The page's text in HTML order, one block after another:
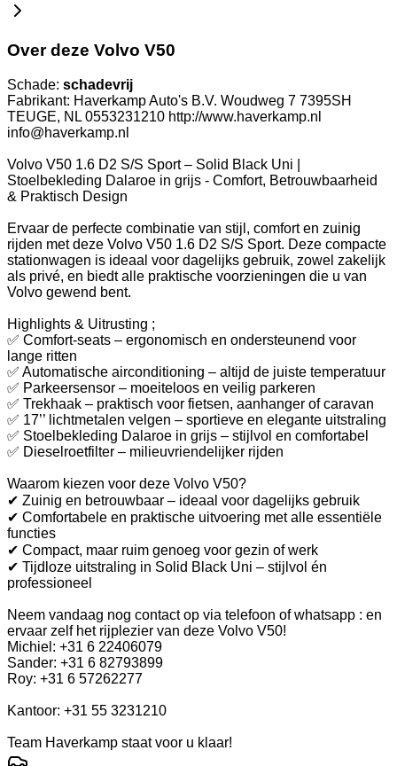
Over deze Volvo V50
Schade: schadevrij
Fabrikant: Haverkamp Auto's B.V. Woudweg 7 7395SH
TEUGE, NL 0553231210 http://www.haverkamp.nl
info@haverkamp.nl
Volvo V50 1.6 D2 S/S Sport – Solid Black Uni |
Stoelbekleding Dalaroe in grijs - Comfort, Betrouwbaarheid
& Praktisch Design
Ervaar de perfecte combinatie van stijl, comfort en zuinig
rijden met deze Volvo V50 1.6 D2 S/S Sport. Deze compacte
stationwagen is ideaal voor dagelijks gebruik, zowel zakelijk
als privé, en biedt alle praktische voorzieningen die u van
Volvo gewend bent.
Highlights & Uitrusting ;
✅ Comfort-seats – ergonomisch en ondersteunend voor
lange ritten
✅ Automatische airconditioning – altijd de juiste temperatuur
✅ Parkeersensor – moeiteloos en veilig parkeren
✅ Trekhaak – praktisch voor fietsen, aanhanger of caravan
✅ 17’’ lichtmetalen velgen – sportieve en elegante uitstraling
✅ Stoelbekleding Dalaroe in grijs – stijlvol en comfortabel
✅ Dieselroetfilter – milieuvriendelijker rijden
Waarom kiezen voor deze Volvo V50?
✔ Zuinig en betrouwbaar – ideaal voor dagelijks gebruik
✔ Comfortabele en praktische uitvoering met alle essentiële
functies
✔ Compact, maar ruim genoeg voor gezin of werk
✔ Tijdloze uitstraling in Solid Black Uni – stijlvol én
professioneel
Neem vandaag nog contact op via telefoon of whatsapp : en
ervaar zelf het rijplezier van deze Volvo V50!
Michiel: +31 6 22406079
Sander: +31 6 82793899
Roy: +31 6 57262277
Kantoor: +31 55 3231210
Team Haverkamp staat voor u klaar!